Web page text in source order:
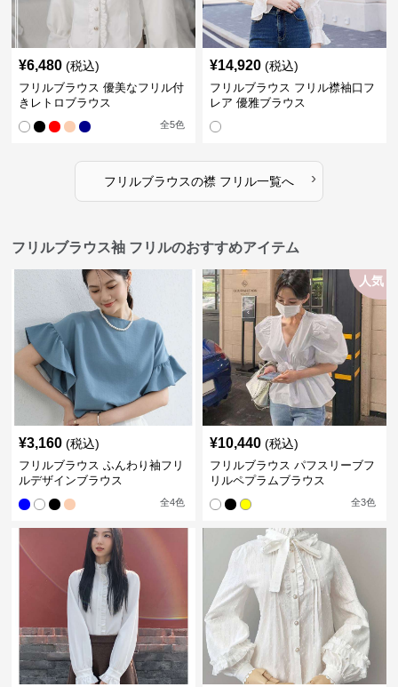
¥6,480 (税込)
フリルブラウス 優美なフリル付
きレトロブラウス
全5色
¥14,920 (税込)
フリルブラウス フリル襟袖口フ
レア 優雅ブラウス
フリルブラウスの襟 フリル一覧へ ›
フリルブラウス袖 フリルのおすすめアイテム
¥3,160 (税込)
フリルブラウス ふんわり袖フリ
ルデザインブラウス
全4色
人気
¥10,440 (税込)
フリルブラウス パフスリーブフ
リルペプラムブラウス
全3色